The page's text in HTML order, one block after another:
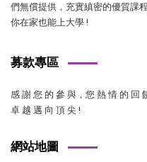
們無償提供，充實縝密的優質課
你在家也能上大學 !
募款專區
感 謝 您 的 參 與，您 熱 情 的 回
卓 越 邁 向 頂 尖 !
網站地圖